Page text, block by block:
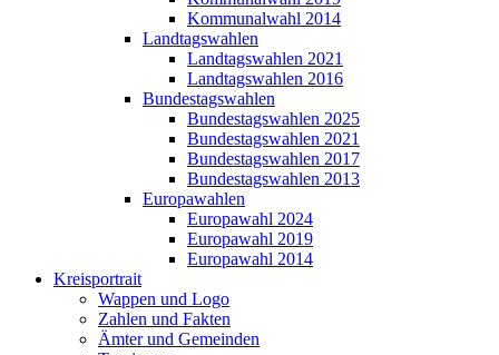
Kommunalwahl 2014
Landtagswahlen
Landtagswahlen 2021
Landtagswahlen 2016
Bundestagswahlen
Bundestagswahlen 2025
Bundestagswahlen 2021
Bundestagswahlen 2017
Bundestagswahlen 2013
Europawahlen
Europawahl 2024
Europawahl 2019
Europawahl 2014
Kreisportrait
Wappen und Logo
Zahlen und Fakten
Ämter und Gemeinden